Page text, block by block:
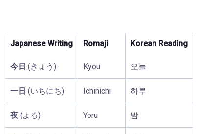
Japanese Writing Romaji Korean Reading
今日 (きょう) Kyou 오늘
一日 (いちにち) Ichinichi 하루
夜 (よる) Yoru 밤